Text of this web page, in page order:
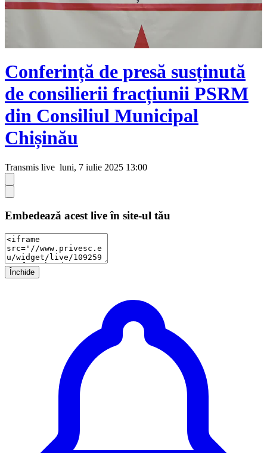
Video
Conferință de presă susținută
de consilierii fracțiunii PSRM
din Consiliul Municipal
Chișinău
Transmis live luni, 7 iulie 2025 13:00
Embedează acest live în site-ul tău
Închide